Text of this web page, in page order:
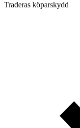
Traderas köparskydd